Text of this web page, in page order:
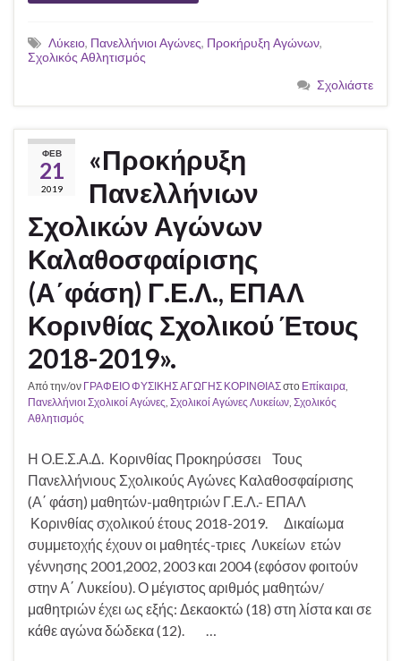
Λύκειο, Πανελλήνιοι Αγώνες, Προκήρυξη Αγώνων,
Σχολικός Αθλητισμός
Σχολιάστε
ΦΕΒ
21
2019
«Προκήρυξη
Πανελλήνιων
Σχολικών Αγώνων
Καλαθοσφαίρισης
(Α΄φάση) Γ.Ε.Λ., ΕΠΑΛ
Κορινθίας Σχολικού Έτους
2018-2019».
Από την/ον ΓΡΑΦΕΙΟ ΦΥΣΙΚΗΣ ΑΓΩΓΗΣ ΚΟΡΙΝΘΙΑΣστο Επίκαιρα
Πανελλήνιοι Σχολικοί Αγώνες Σχολικοί Αγώνες Λυκείων Σχολικός
Αθλητισμός
Η Ο.Ε.Σ.Α.Δ. Κορινθίας Προκηρύσσει Τους
Πανελλήνιους Σχολικούς Αγώνες Καλαθοσφαίρισης
(Α΄ φάση) μαθητών-μαθητριών Γ.Ε.Λ.- ΕΠΑΛ
Κορινθίας σχολικού έτους 2018-2019. Δικαίωμα
συμμετοχής έχουν οι μαθητές-τριες Λυκείων ετών
γέννησης 2001,2002, 2003 και 2004 (εφόσον φοιτούν
στην Α΄ Λυκείου). Ο μέγιστος αριθμός μαθητών/
μαθητριών έχει ως εξής: Δεκαοκτώ (18) στη λίστα και σε
κάθε αγώνα δώδεκα (12). …